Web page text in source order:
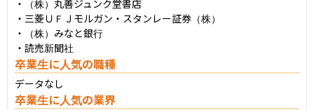
・（株）丸善ジュンク堂書店
・三菱ＵＦＪモルガン・スタンレー証券（株）
・（株）みなと銀行
・読売新聞社
卒業生に人気の職種
データなし
卒業生に人気の業界